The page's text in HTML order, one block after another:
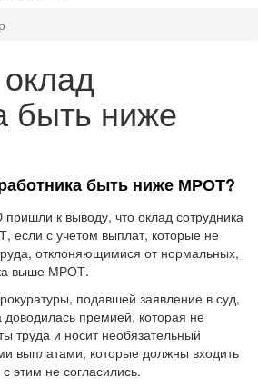
быть ниже
быть ниже МРОТ?
к выводу, что оклад сотрудника
если с учетом выплат, которые не
отклоняющимися от нормальных,
выше МРОТ.
подавшей заявление в суд,
премией, которая не
труда и носит необязательный
выплатами, которые должны входить
этим не согласились.